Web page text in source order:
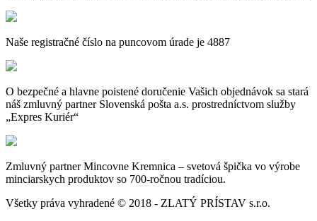
Naše registračné číslo na puncovom úrade je 4887
O bezpečné a hlavne poistené doručenie Vašich objednávok sa stará
náš zmluvný partner Slovenská pošta a.s. prostredníctvom služby
„Expres Kuriér“
Zmluvný partner Mincovne Kremnica – svetová špička vo výrobe
minciarskych produktov so 700-ročnou tradíciou.
Všetky práva vyhradené © 2018 - ZLATÝ PRÍSTAV s.r.o.